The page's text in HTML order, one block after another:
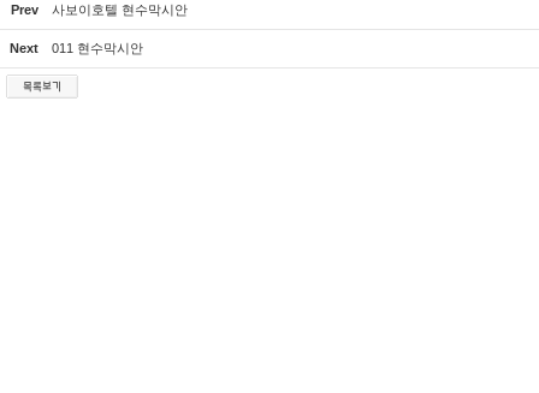
Prev 사보이호텔 현수막시안
Next 011 현수막시안